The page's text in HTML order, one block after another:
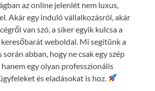
az online jelenlét nem luxus,
Akár egy induló vállalkozásról, akár
van szó, a siker egyik kulcsa a
keresőbarát weboldal. Mi segítünk a
abban, hogy ne csak egy szép
egy olyan professzionális
és eladásokat is hoz.